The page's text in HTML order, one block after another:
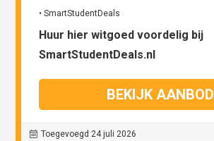
• SmartStudentDeals
Huur hier witgoed voordelig bij
SmartStudentDeals.nl
BEKIJK AANBOD
Toegevoegd 24 juli 2026